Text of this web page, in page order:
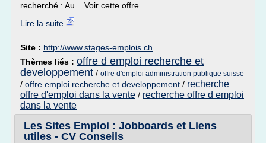
recherché : Au... Voir cette offre...
Lire la suite
Site : http://www.stages-emplois.ch
Thèmes liés : offre d emploi recherche et
developpement / offre d'emploi administration publique suisse
/ offre emploi recherche et developpement / recherche
offre d'emploi dans la vente / recherche offre d emploi
dans la vente
Les Sites Emploi : Jobboards et Liens
utiles - CV Conseils